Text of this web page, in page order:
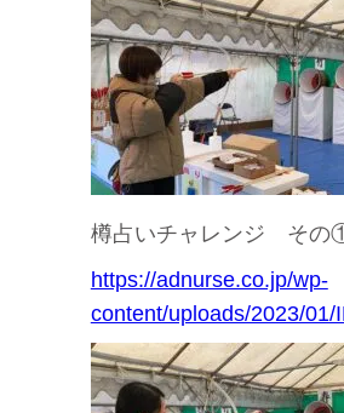
樽占いチャレンジ その
https://adnurse.co.jp/wp-
content/uploads/2023/01/